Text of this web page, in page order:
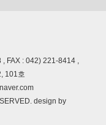
FAX : 042) 221-8414 ,
101호
design by